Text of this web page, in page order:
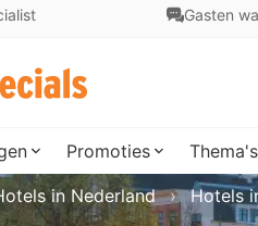
Gasten
Promoties Thema's
in Nederland Hotels